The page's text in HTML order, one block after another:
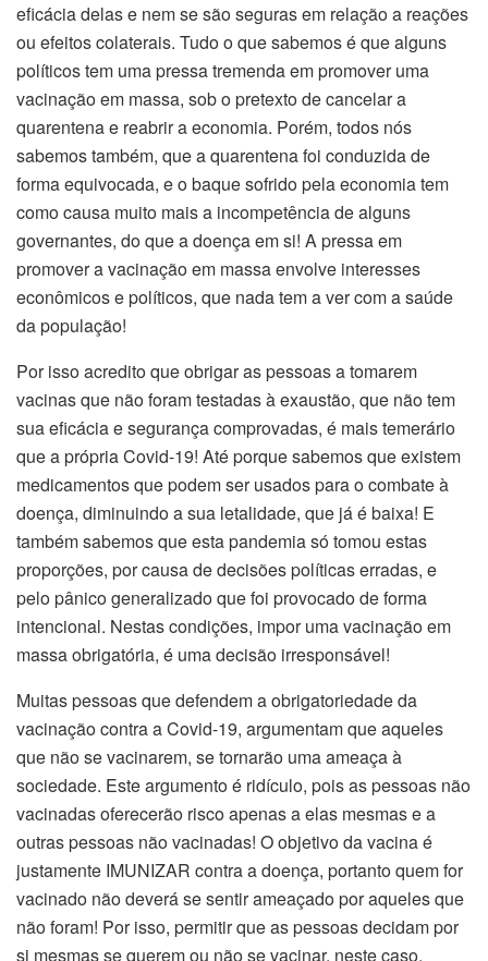
eficácia delas e nem se são seguras em relação a reações
ou efeitos colaterais. Tudo o que sabemos é que alguns
políticos tem uma pressa tremenda em promover uma
vacinação em massa, sob o pretexto de cancelar a
quarentena e reabrir a economia. Porém, todos nós
sabemos também, que a quarentena foi conduzida de
forma equivocada, e o baque sofrido pela economia tem
como causa muito mais a incompetência de alguns
governantes, do que a doença em si! A pressa em
promover a vacinação em massa envolve interesses
econômicos e políticos, que nada tem a ver com a saúde
da população!
Por isso acredito que obrigar as pessoas a tomarem
vacinas que não foram testadas à exaustão, que não tem
sua eficácia e segurança comprovadas, é mais temerário
que a própria Covid-19! Até porque sabemos que existem
medicamentos que podem ser usados para o combate à
doença, diminuindo a sua letalidade, que já é baixa! E
também sabemos que esta pandemia só tomou estas
proporções, por causa de decisões políticas erradas, e
pelo pânico generalizado que foi provocado de forma
intencional. Nestas condições, impor uma vacinação em
massa obrigatória, é uma decisão irresponsável!
Muitas pessoas que defendem a obrigatoriedade da
vacinação contra a Covid-19, argumentam que aqueles
que não se vacinarem, se tornarão uma ameaça à
sociedade. Este argumento é ridículo, pois as pessoas não
vacinadas oferecerão risco apenas a elas mesmas e a
outras pessoas não vacinadas! O objetivo da vacina é
justamente IMUNIZAR contra a doença, portanto quem for
vacinado não deverá se sentir ameaçado por aqueles que
não foram! Por isso, permitir que as pessoas decidam por
si mesmas se querem ou não se vacinar, neste caso,